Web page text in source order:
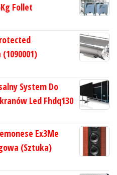
Follet
System Do
Led Fhdq130
Ex3Me
(Sztuka)